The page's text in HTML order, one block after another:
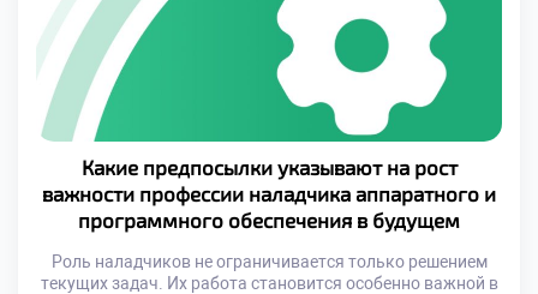
сочетаются с практическими навыками. Качество
подготовки напрямую […]
Какие предпосылки указывают на рост
важности профессии наладчика аппаратного и
программного обеспечения в будущем
Роль наладчиков не ограничивается только решением
текущих задач. Их работа становится особенно важной в